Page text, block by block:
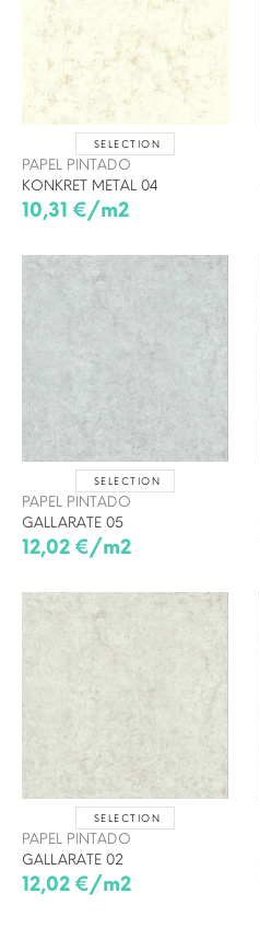
SELECTION
PAPEL PINTADO
KONKRET METAL 04
10,31 €/m2
SELECTION
PAPEL PINTADO
GALLARATE 05
12,02 €/m2
SELECTION
PAPEL PINTADO
GALLARATE 02
12,02 €/m2